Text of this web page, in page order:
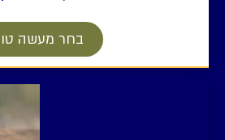
בחר מעשה